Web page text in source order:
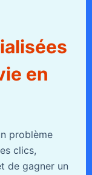
en
problème
clics,
de gagner un